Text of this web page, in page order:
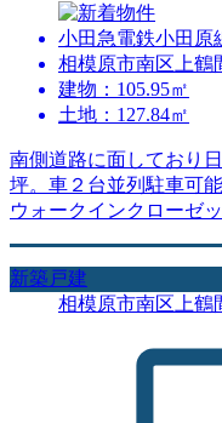
小田急電鉄小田
相模原市南区上鶴
建物：105.95㎡
土地：127.84㎡
南側道路に面しており
坪。車２台並列駐車可
ウォークインクローゼ
新築戸建
相模原市南区上鶴